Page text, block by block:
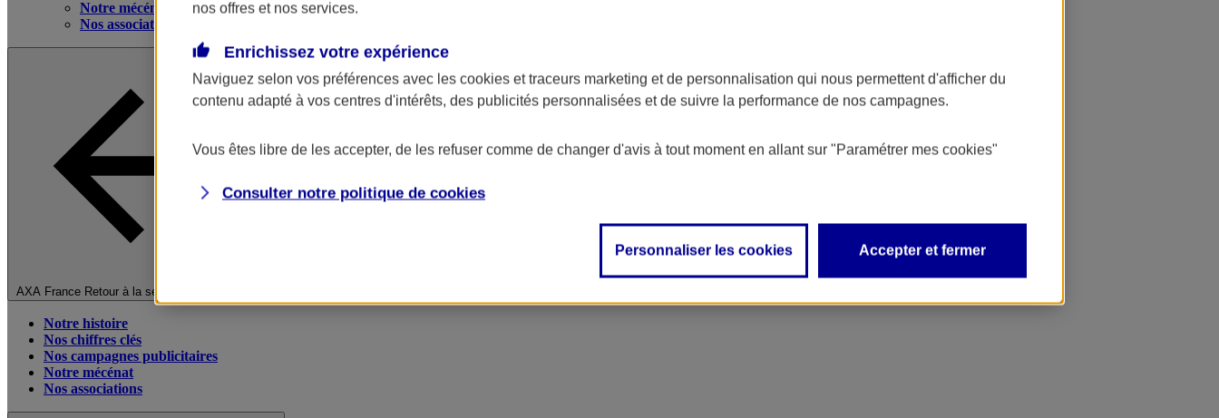
Notre mécénat
Nos associations
AXA France Retour à la section précédente
Notre histoire
Nos chiffres clés
Nos campagnes publicitaires
Notre mécénat
Nos associations
nos offres et nos services.
Enrichissez votre expérience
Naviguez selon vos préférences avec les cookies et traceurs marketing et de personnalisation qui nous permettent d'afficher du
contenu adapté à vos centres d'intérêts, des publicités personnalisées et de suivre la performance de nos campagnes.
Vous êtes libre de les accepter, de les refuser comme de changer d'avis à tout moment en allant sur "Paramétrer mes cookies"
Consulter notre politique de cookies
Personnaliser les cookies Accepter et fermer